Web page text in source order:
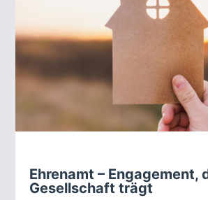
Ehrenamt – Engagement,
Gesellschaft trägt